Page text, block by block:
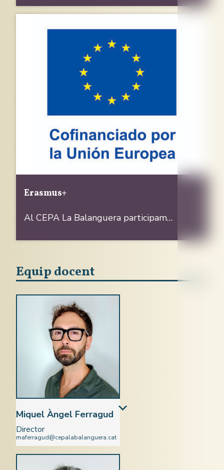
Erasmus+
Al CEPA La Balanguera participam…
Equip docent
Miquel Àngel Ferragud
Director
maferragud@cepalabalanguera.cat
Català